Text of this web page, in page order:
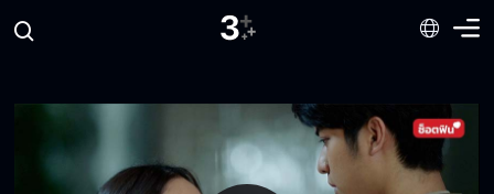
ถ้าคิดว่ามันอร่อย มันก็ต้องอร่อย